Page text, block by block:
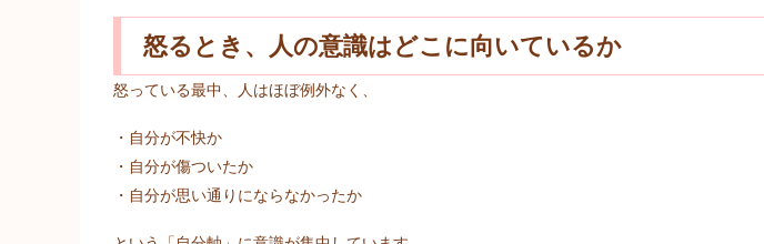
怒るとき、人の意識はどこに向いているか
怒っている最中、人はほぼ例外なく、
・自分が不快か
・自分が傷ついたか
・自分が思い通りにならなかったか